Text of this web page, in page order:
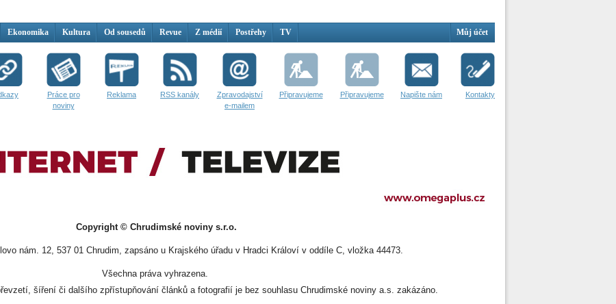
Ekonomika Kultura Od sousedů Revue Z médií Postřehy TV Můj účet
Práce pro
noviny
Reklama RSS kanály
Zpravodajství
e-mailem
Připravujeme Připravujeme Napište nám Kontakty
Copyright © Chrudimské noviny s.r.o.
nám. 12, 537 01 Chrudim, zapsáno u Krajského úřadu v Hradci Královí v oddíle C, vložka 44473.
Všechna práva vyhrazena.
šíření či dalšího zpřístupňování článků a fotografií je bez souhlasu Chrudimské noviny a.s. zakázáno.